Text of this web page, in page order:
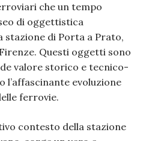
che un tempo
di oggettistica
di Porta a Prato,
Questi oggetti sono
valore storico e tecnico-
l’affascinante evoluzione
ferrovie.
contesto della stazione